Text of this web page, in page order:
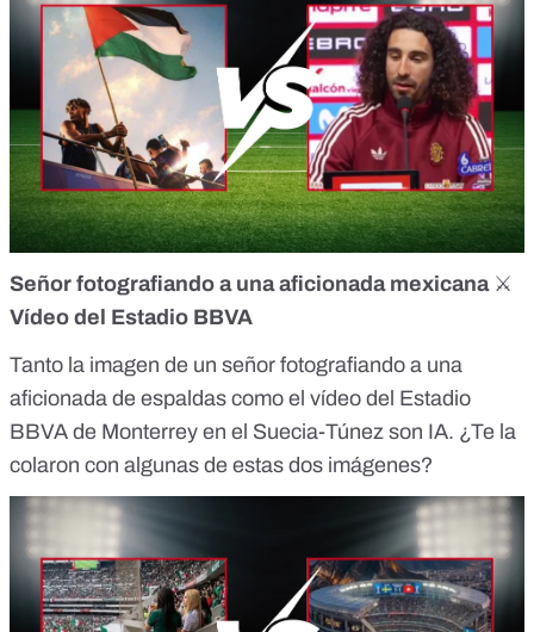
Señor fotografiando a una aficionada mexicana ⚔️
Vídeo del Estadio BBVA
Tanto la imagen de un señor fotografiando a una
aficionada de espaldas como el vídeo del Estadio
BBVA de Monterrey en el Suecia-Túnez son IA. ¿Te la
colaron con algunas de estas dos imágenes?